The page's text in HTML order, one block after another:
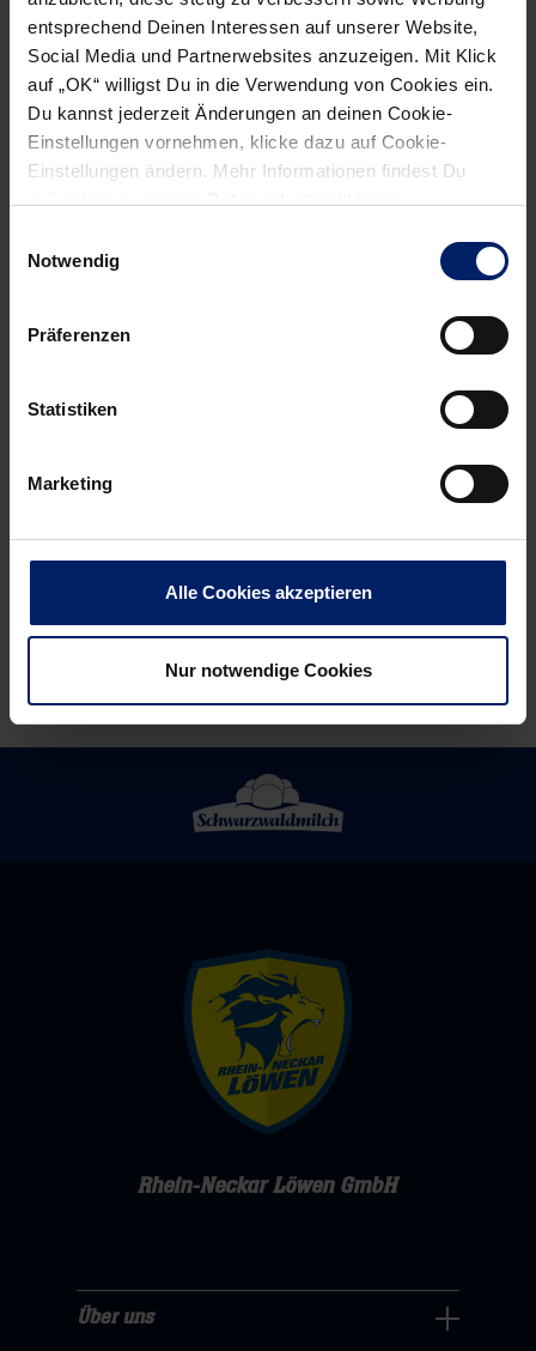
entsprechend Deinen Interessen auf unserer Website,
Social Media und Partnerwebsites anzuzeigen. Mit Klick
auf „OK“ willigst Du in die Verwendung von Cookies ein.
Du kannst jederzeit Änderungen an deinen Cookie-
Einstellungen vornehmen, klicke dazu auf Cookie-
Einstellungen ändern. Mehr Informationen findest Du
Notwendig
Präferenzen
Statistiken
Marketing
Alle Cookies akzeptieren
Nur notwendige Cookies
NEWSLETTER
Wenn du per E-Mail über Aktuelles aus der Löwenwelt
informiert werden willst, kannst du den Rhein-Neckar Löwen
Newsletterhier abonnieren.
navigation
137
Rhein-Neckar Löwen GmbH
Über uns